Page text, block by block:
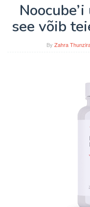
see võib
By Zahra